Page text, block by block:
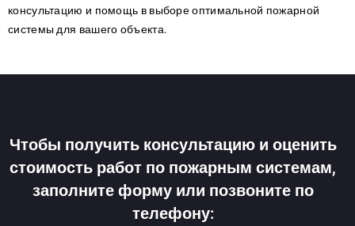
консультацию и помощь в выборе оптимальной пожарной
системы для вашего объекта.
Чтобы получить консультацию и оценить
стоимость работ по пожарным системам,
заполните форму или позвоните по
телефону: